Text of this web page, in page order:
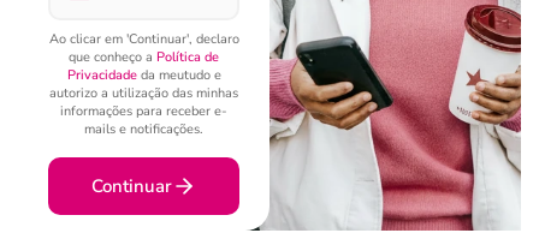
Ao clicar em 'Continuar', declaro
que conheço a Política de
Privacidadeda meutudo e
autorizo a utilização das minhas
informações para receber e-
mails e notificações.
Continuar